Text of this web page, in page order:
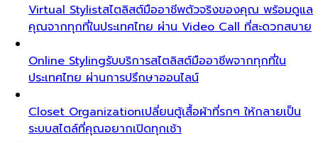
Virtual Stylistสไตลิสต์มืออาชีพตัวจริงของคุณ พร้อมดูแล
คุณจากทุกที่ในประเทศไทย ผ่าน Video Call ที่สะดวกสบาย
Online Stylingรับบริการสไตลิสต์มืออาชีพจากทุกที่ใน
ประเทศไทย ผ่านการปรึกษาออนไลน์
Closet Organizationเปลี่ยนตู้เสื้อผ้าที่รกๆ ให้กลายเป็น
ระบบสไตล์ที่คุณอยากเปิดทุกเช้า